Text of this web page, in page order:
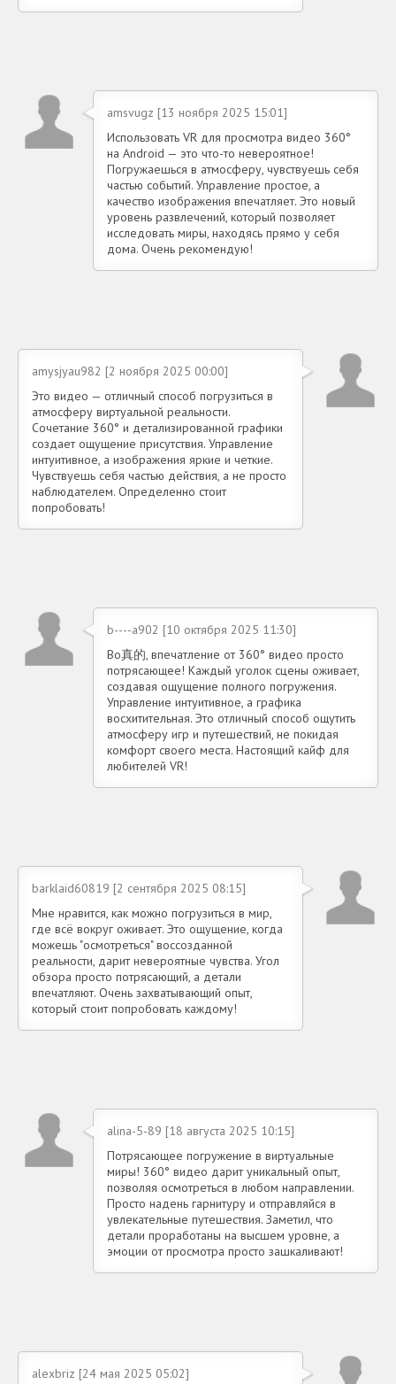
amsvugz [13 ноября 2025 15:01]
Использовать VR для просмотра видео 360°
на Android — это что-то невероятное!
Погружаешься в атмосферу, чувствуешь себя
частью событий. Управление простое, а
качество изображения впечатляет. Это новый
уровень развлечений, который позволяет
исследовать миры, находясь прямо у себя
дома. Очень рекомендую!
amysjyau982 [2 ноября 2025 00:00]
Это видео — отличный способ погрузиться в
атмосферу виртуальной реальности.
Сочетание 360° и детализированной графики
создает ощущение присутствия. Управление
интуитивное, а изображения яркие и четкие.
Чувствуешь себя частью действия, а не просто
наблюдателем. Определенно стоит
попробовать!
b----a902 [10 октября 2025 11:30]
Во真的, впечатление от 360° видео просто
потрясающее! Каждый уголок сцены оживает,
создавая ощущение полного погружения.
Управление интуитивное, а графика
восхитительная. Это отличный способ ощутить
атмосферу игр и путешествий, не покидая
комфорт своего места. Настоящий кайф для
любителей VR!
barklaid60819 [2 сентября 2025 08:15]
Мне нравится, как можно погрузиться в мир,
где всё вокруг оживает. Это ощущение, когда
можешь "осмотреться" воссозданной
реальности, дарит невероятные чувства. Угол
обзора просто потрясающий, а детали
впечатляют. Очень захватывающий опыт,
который стоит попробовать каждому!
alina-5-89 [18 августа 2025 10:15]
Потрясающее погружение в виртуальные
миры! 360° видео дарит уникальный опыт,
позволяя осмотреться в любом направлении.
Просто надень гарнитуру и отправляйся в
увлекательные путешествия. Заметил, что
детали проработаны на высшем уровне, а
эмоции от просмотра просто зашкаливают!
alexbriz [24 мая 2025 05:02]